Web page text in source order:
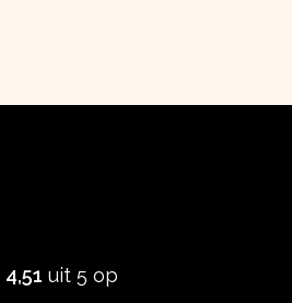
4,51 uit 5 op